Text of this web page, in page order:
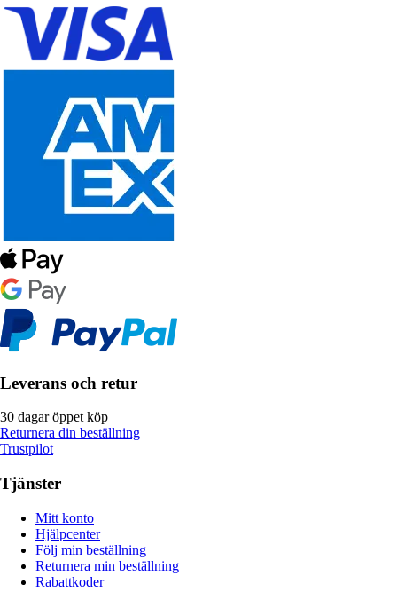
Leverans och retur
30 dagar öppet köp
Returnera din beställning
Trustpilot
Tjänster
Mitt konto
Hjälpcenter
Följ min beställning
Returnera min beställning
Rabattkoder